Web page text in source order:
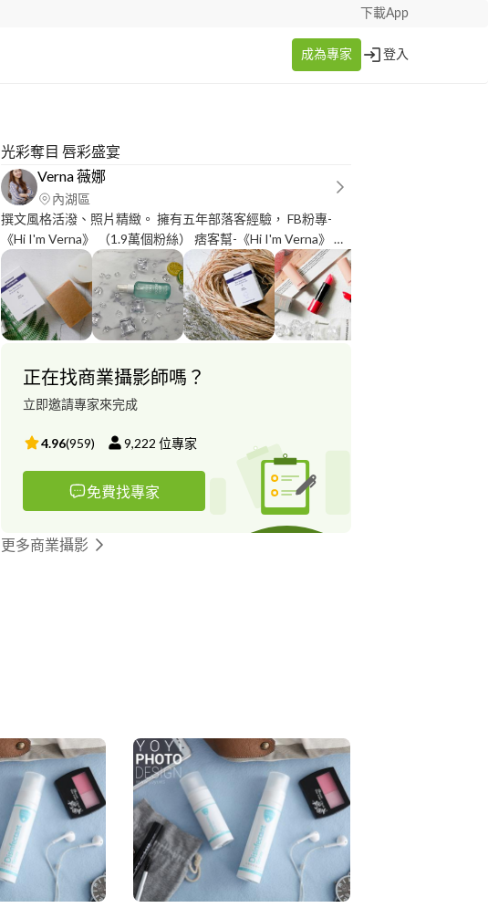
下載App
成為專家 登入
光彩奪目 唇彩盛宴
Verna 薇娜
內湖區
撰文風格活潑、照片精緻。 擁有五年部落客經驗， FB粉專-
《Hi I'm Verna》 （1.9萬個粉絲） 痞客幫-《Hi I'm Verna》
(日流量4k上下，總流量1212k)
正在找商業攝影師嗎？
立即邀請專家來完成
4.96(959) 9,222 位專家
免費找專家
更多商業攝影